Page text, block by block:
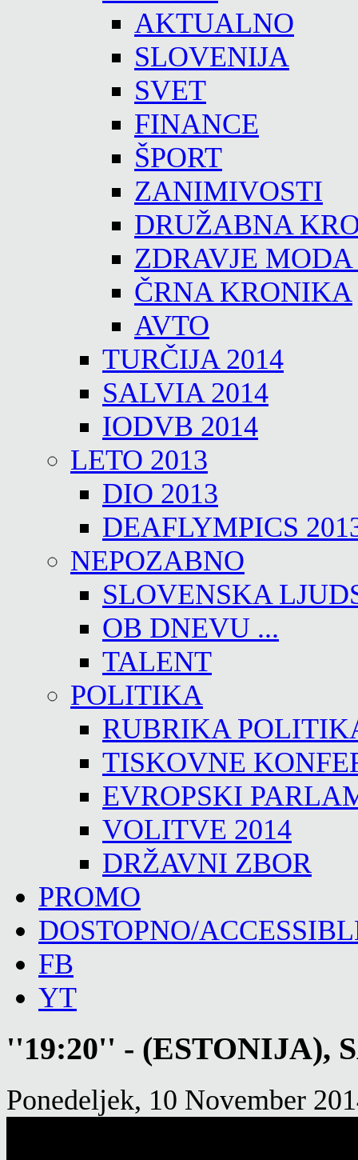
AKTUALNO
SLOVENIJA
SVET
FINANCE
ŠPORT
ZANIMIVOSTI
DRUŽABNA
ZDRAVJE
ČRNA KRONIKA
AVTO
TURČIJA 2014
SALVIA 2014
IODVB 2014
LETO 2013
DIO 2013
DEAFLYMPICS
NEPOZABNO
SLOVENSKA
OB DNEVU ...
TALENT
POLITIKA
RUBRIKA
TISKOVNE
EVROPSKI
VOLITVE 2014
DRŽAVNI ZBOR
PROMO
DOSTOPNO/
FB
YT
''19:20'' - (ESTONIJA),
Ponedeljek, 10 November